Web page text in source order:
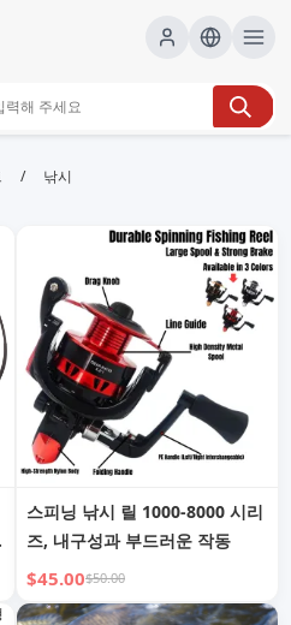
B2C Marketplace
/ 낚시
스피닝 낚시 릴 1000-8000 시리
즈, 내구성과 부드러운 작동
$45.00$50.00